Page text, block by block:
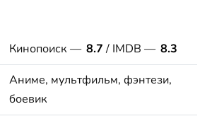
Кинопоиск — 8.7 / IMDB — 8.3
Аниме, мультфильм, фэнтези,
боевик